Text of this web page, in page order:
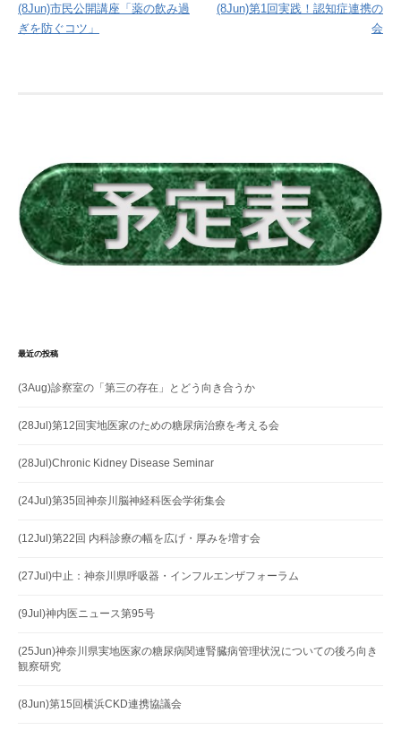
稿
ナ
ン
(8Jun)市民公開講座「薬の飲み過
ぎを防ぐコツ」
(8Jun)第1回実践！認知症連携の
会
最近の投稿
(3Aug)診察室の「第三の存在」とどう向き合うか
(28Jul)第12回実地医家のための糖尿病治療を考える会
(28Jul)Chronic Kidney Disease Seminar
(24Jul)第35回神奈川脳神経科医会学術集会
(12Jul)第22回 内科診療の幅を広げ・厚みを増す会
(27Jul)中止：神奈川県呼吸器・インフルエンザフォーラム
(9Jul)神内医ニュース第95号
(25Jun)神奈川県実地医家の糖尿病関連腎臓病管理状況についての後ろ向き
観察研究
(8Jun)第15回横浜CKD連携協議会